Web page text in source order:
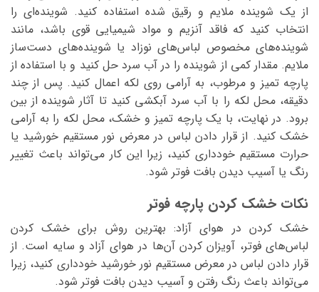
از یک شوینده ملایم و رقیق شده استفاده کنید. شوینده‌ای را
انتخاب کنید که فاقد آنزیم و مواد شیمیایی قوی باشد، مانند
شوینده‌های مخصوص لباس‌های نوزاد یا شوینده‌های دست‌ساز
ملایم. مقدار کمی از شوینده را در آب سرد حل کنید و با استفاده از
پارچه تمیز و مرطوب، به آرامی روی لکه اعمال کنید. پس از چند
دقیقه، محل لکه را با آب سرد آبکشی کنید تا آثار شوینده از بین
برود. در نهایت، با یک پارچه تمیز و خشک، محل لکه را به آرامی
خشک کنید. از قرار دادن لباس در معرض نور مستقیم خورشید یا
حرارت مستقیم خودداری کنید، زیرا این کار می‌تواند باعث تغییر
رنگ یا آسیب دیدن بافت فوتر شود.
نکات خشک کردن پارچه فوتر
خشک کردن در هوای آزاد: بهترین روش برای خشک کردن
لباس‌های فوتر، آویزان کردن آن‌ها در هوای آزاد و سایه است. از
قرار دادن لباس در معرض مستقیم نور خورشید خودداری کنید، زیرا
می‌تواند باعث رنگ رفتن و آسیب دیدن بافت فوتر شود.